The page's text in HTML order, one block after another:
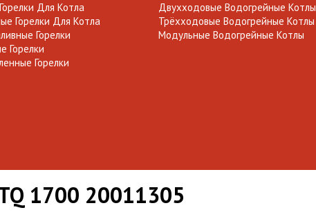
Для Котла
Горелки Для Котла
Горелки
Горелки
Горелки
Двухходовые Водогрейные Котлы
Трёхходовые Водогрейные Котлы
Модульные Водогрейные Котлы
1700 20011305